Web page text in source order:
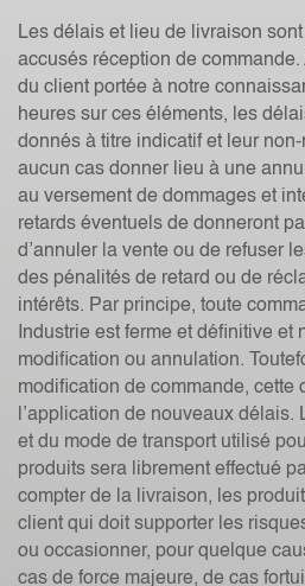
Les délais et lieu de livraison
accusés réception de commande.
du client portée à notre
heures sur ces éléments, les
donnés à titre indicatif et leur
aucun cas donner lieu à une
au versement de dommages et
retards éventuels de donneront
d’annuler la vente ou de refuser
des pénalités de retard ou de
intérêts. Par principe, toute
Industrie est ferme et définitive et
modification ou annulation.
modification de commande, cette
l’application de nouveaux
et du mode de transport utilisé
produits sera librement effectué
compter de la livraison, les
client qui doit supporter les
ou occasionner, pour quelque
cas de force majeure, de cas